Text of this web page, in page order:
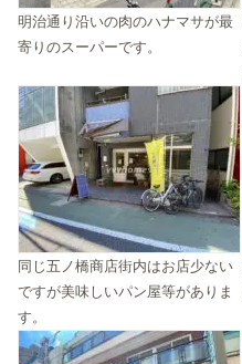
明治通り沿いの肉のハナマサが最
寄りのスーパーです。
同じ五ノ橋商店街内はお店少ない
ですが美味しいパン屋等がありま
す。